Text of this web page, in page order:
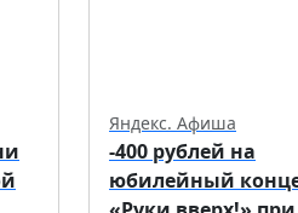
Яндекс. Афиша
-400 рублей на
юбилейный